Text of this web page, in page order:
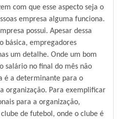
com que esse aspecto seja o
empresa alguma funciona.
possui. Apesar dessa
básica, empregadores
um detalhe. Onde um bom
salário no final do mês não
é a determinante para o
organização. Para exemplificar
para a organização,
de futebol, onde o clube é